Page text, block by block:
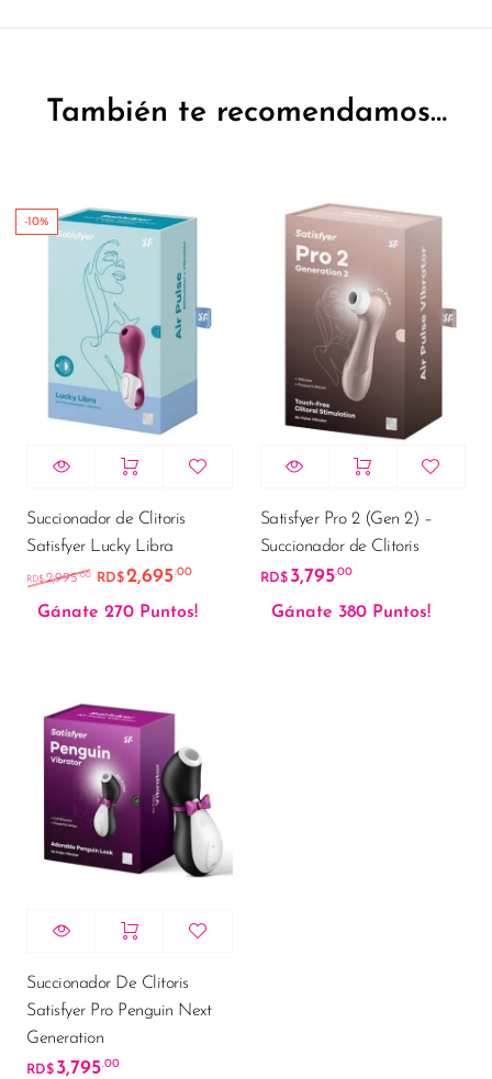
También te recomendamos…
-10%
Succionador de Clitoris
Satisfyer Lucky Libra
RD$ 2,995.00 El precio original era: RD$2,995.00.
RD$2,695.00El precio actual es: RD$2,695.00.
Gánate 270 Puntos!
Satisfyer Pro 2 (Gen 2) –
Succionador de Clitoris
RD$ 3,795.00
Gánate 380 Puntos!
Succionador De Clitoris
Satisfyer Pro Penguin Next
Generation
RD$ 3,795.00